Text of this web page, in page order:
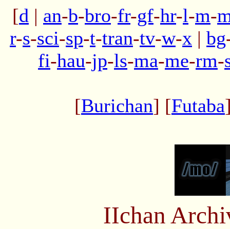
[d | an-b-bro-fr-gf-hr-l-m-
r-s-sci-sp-t-tran-tv-w-x | bg
fi-hau-jp-ls-ma-me-rm-
[Burichan] [Futaba
IIchan